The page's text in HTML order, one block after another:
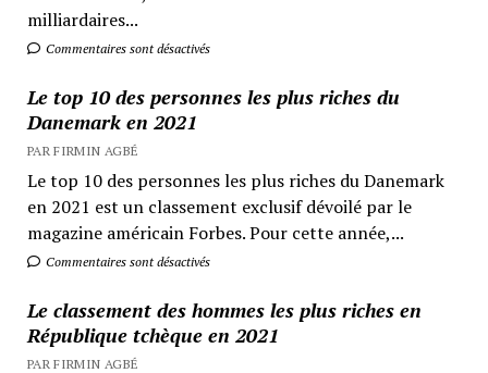
milliardaires...
Commentaires sont désactivés
Le top 10 des personnes les plus riches du
Danemark en 2021
PAR FIRMIN AGBÉ
Le top 10 des personnes les plus riches du Danemark
en 2021 est un classement exclusif dévoilé par le
magazine américain Forbes. Pour cette année,...
Commentaires sont désactivés
Le classement des hommes les plus riches en
République tchèque en 2021
PAR FIRMIN AGBÉ